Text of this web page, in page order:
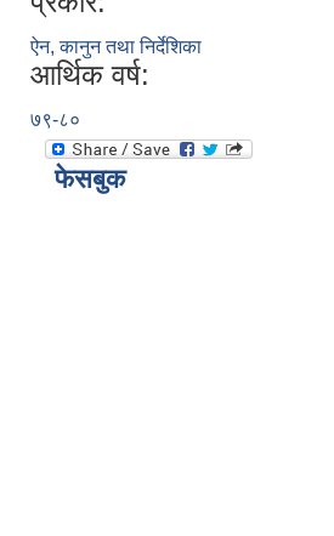
ऐन, कानुन तथा निर्देशिका
आर्थिक वर्ष:
७९-८०
फेसबुक